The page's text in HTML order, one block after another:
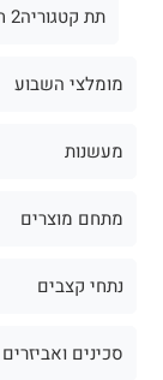
תת קטגוריה2 חנות ציוד
מומלצי השבוע
מעשנות
מתחם מוצרים
נתחי קצבים
סכינים ואביזרים